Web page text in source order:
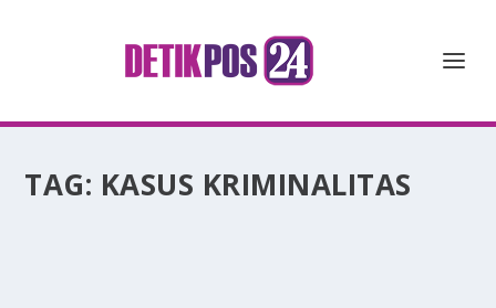
TAG: KASUS KRIMINALITAS